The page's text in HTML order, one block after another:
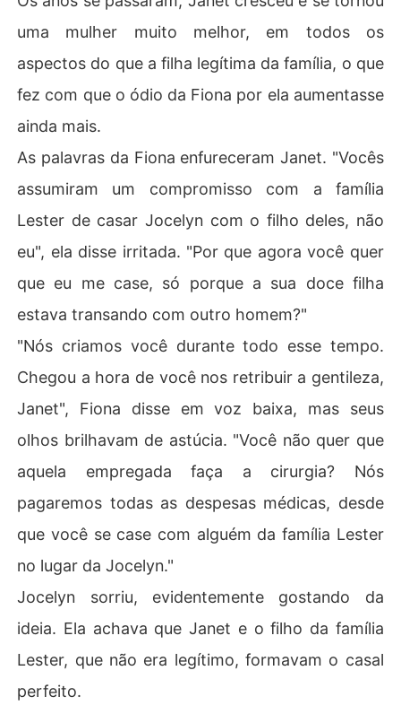
uma mulher muito melhor, em todos os
aspectos do que a filha legítima da família, o que
fez com que o ódio da Fiona por ela aumentasse
ainda mais.
As palavras da Fiona enfureceram Janet. "Vocês
assumiram um compromisso com a família
Lester de casar Jocelyn com o filho deles, não
eu", ela disse irritada. "Por que agora você quer
que eu me case, só porque a sua doce filha
estava transando com outro homem?"
"Nós criamos você durante todo esse tempo.
Chegou a hora de você nos retribuir a gentileza,
Janet", Fiona disse em voz baixa, mas seus
olhos brilhavam de astúcia. "Você não quer que
aquela empregada faça a cirurgia? Nós
pagaremos todas as despesas médicas, desde
que você se case com alguém da família Lester
no lugar da Jocelyn."
Jocelyn sorriu, evidentemente gostando da
ideia. Ela achava que Janet e o filho da família
Lester, que não era legítimo, formavam o casal
perfeito.